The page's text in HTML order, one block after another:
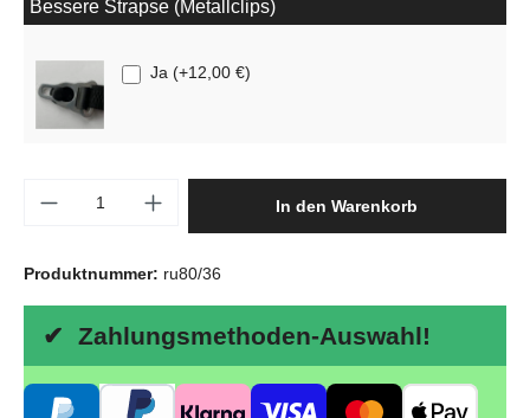
Bessere Strapse (Metallclips)
Ja (+12,00 €)
Produkt Anzahl: Gib den gewünschten
In den Warenkorb
Produktnummer: ru80/36
✔ Zahlungsmethoden-Auswahl!